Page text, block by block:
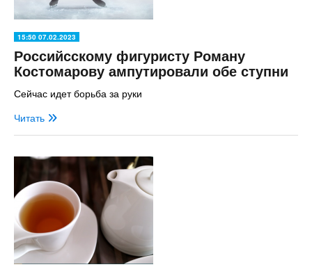
15:50 07.02.2023
Российсскому фигуристу Роману
Костомарову ампутировали обе ступни
Сейчас идет борьба за руки
Читать